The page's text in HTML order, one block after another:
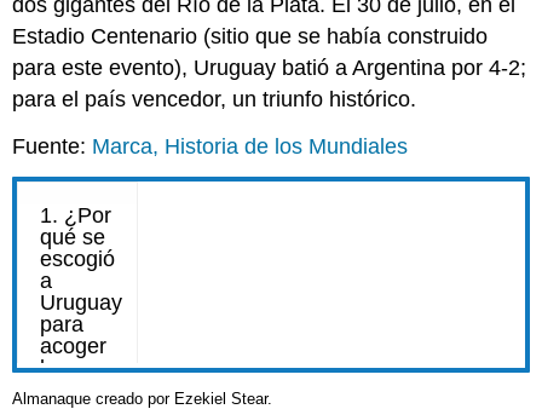
Estadio Centenario (sitio que se había construido
para este evento), Uruguay batió a Argentina por 4-2;
para el país vencedor, un triunfo histórico.
Fuente: Marca, Historia de los Mundiales
Almanaque creado por Ezekiel Stear.